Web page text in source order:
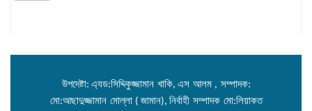
উপদেষ্টা: এ্যড:সিদ্দিকুজ্জামান খাকি, এস আলম , সম্পাদক:
মো:আছাদুজ্জামান মোল্লা ( জামান), নির্বাহী সম্পাদক মো:লিয়াকত